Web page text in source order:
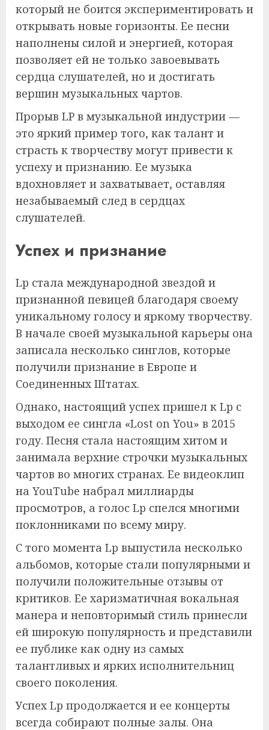
который не боится экспериментировать и
открывать новые горизонты. Ее песни
наполнены силой и энергией, которая
позволяет ей не только завоевывать
сердца слушателей, но и достигать
вершин музыкальных чартов.
Прорыв LP в музыкальной индустрии —
это яркий пример того, как талант и
страсть к творчеству могут привести к
успеху и признанию. Ее музыка
вдохновляет и захватывает, оставляя
незабываемый след в сердцах
слушателей.
Успех и признание
Lp стала международной звездой и
признанной певицей благодаря своему
уникальному голосу и яркому творчеству.
В начале своей музыкальной карьеры она
записала несколько синглов, которые
получили признание в Европе и
Соединенных Штатах.
Однако, настоящий успех пришел к Lp с
выходом ее сингла «Lost on You» в 2015
году. Песня стала настоящим хитом и
занимала верхние строчки музыкальных
чартов во многих странах. Ее видеоклип
на YouTube набрал миллиарды
просмотров, а голос Lp спелся многими
поклонниками по всему миру.
С того момента Lp выпустила несколько
альбомов, которые стали популярными и
получили положительные отзывы от
критиков. Ее харизматичная вокальная
манера и неповторимый стиль принесли
ей широкую популярность и представили
ее публике как одну из самых
талантливых и ярких исполнительниц
своего поколения.
Успех Lp продолжается и ее концерты
всегда собирают полные залы. Она